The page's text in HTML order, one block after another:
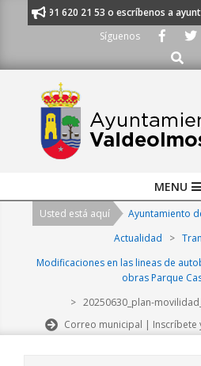
al 91 620 21 53 o escríbenos a
Síguenos
Buscar
Navigation
MENU
Usted está aquí Ayuntamiento
Actualidad
>
Modificaciones en las lineas de
obras Parque
> 20250630_plan-
Correo municipal | Inscríbete